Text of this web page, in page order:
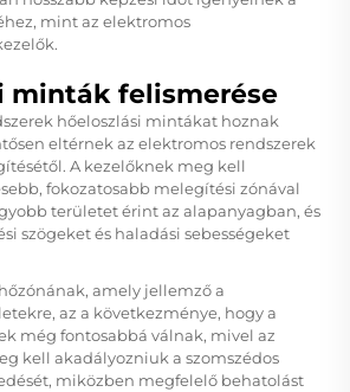
mint az elektromos
minták felismerése
hőeloszlási mintákat hoznak
eltérnek az elektromos rendszerek
A kezelőknek meg kell
fokozatosabb melegítési zónával
területet érint az alapanyagban, és
szögeket és haladási sebességeket
amely jellemző a
az a következménye, hogy a
még fontosabbá válnak, mivel az
kell akadályozniuk a szomszédos
miközben megfelelő behatolást